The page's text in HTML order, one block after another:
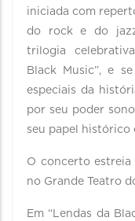
iniciada com
do rock e do
trilogia
Black Music”, e
especiais da
por seu poder
seu papel histórico
O concerto estreia
no Grande Teatro
Em “Lendas da